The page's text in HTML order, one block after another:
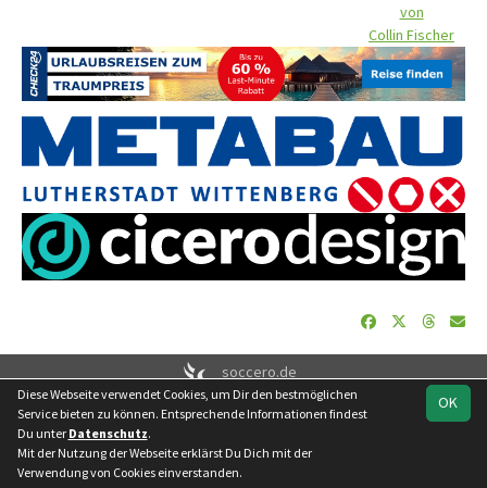
von
Collin Fischer
soccero.de
© 2006 - 2026
Besucherstatistik Geburtstage Impressum
Datenschutz
Kontakt
OK
Diese Webseite verwendet Cookies, um Dir den bestmöglichen
Service bieten zu können. Entsprechende Informationen findest
Du unter Datenschutz.
Mit der Nutzung der Webseite erklärst Du Dich mit der
Verwendung von Cookies einverstanden.